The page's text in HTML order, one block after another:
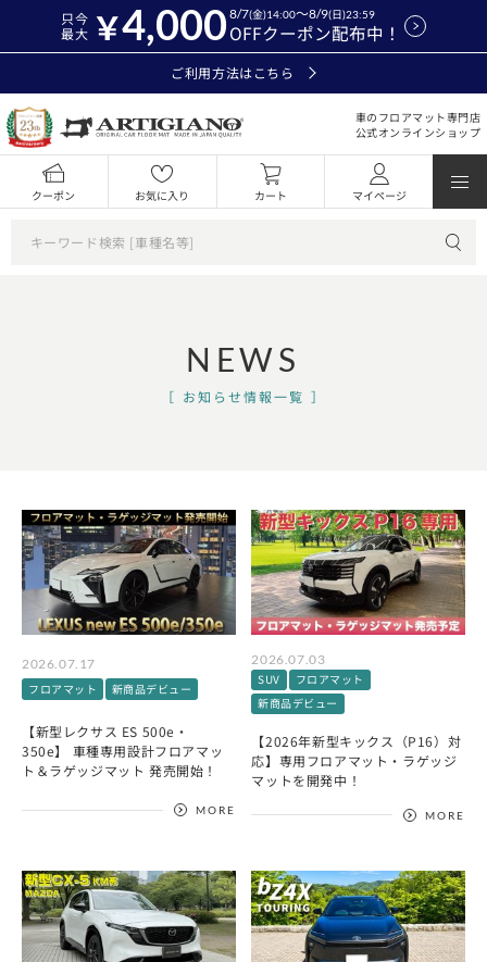
只今
最大
4,000OFFクーポン配布中！
8/7(金)14:00～8/9(日)23:59
ご利用方法はこちら
車のフロアマット専門店
公式オンラインショップ
クーポン お気に入り カート マイページ
NEWS
お知らせ情報一覧
2026.07.17
フロアマット
新商品デビュー
【新型レクサス ES 500e・
350e】 車種専用設計フロアマッ
ト＆ラゲッジマット 発売開始！
MORE
2026.07.03
SUV
フロアマット
新商品デビュー
【2026年新型キックス（P16）対
応】専用フロアマット・ラゲッジ
マットを開発中！
MORE